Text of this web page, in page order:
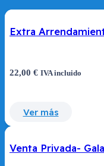
Extra
22,00 € IVA incluido
Ver más
Venta Privada- Gala